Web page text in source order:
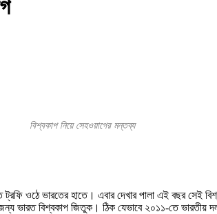
বিশ্বকাপ নিয়ে সেহওয়াগের মন্তব্য
ওঠে ভারতের হাতে। এবার দেখার পালা এই বছর সেই
ভারত বিশ্বকাপ জিতুক। ঠিক যেভাবে ২০১১-তে ভারতীয়